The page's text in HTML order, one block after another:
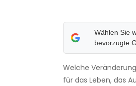
Wählen Sie
bevorzugte
Welche
für das Leben, das